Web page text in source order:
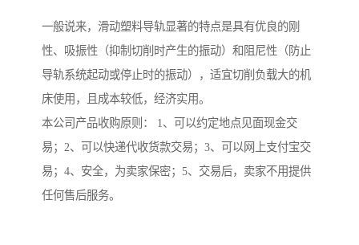
一般说来，滑动塑料导轨显著的特点是具有优良的刚
性、吸振性（抑制切削时产生的振动）和阻尼性（防止
导轨系统起动或停止时的振动），适宜切削负载大的机
床使用，且成本较低，经济实用。
本公司产品收购原则： 1、可以约定地点见面现金交
易；2、可以快递代收货款交易；3、可以网上支付宝交
易；4、安全，为卖家保密；5、交易后，卖家不用提供
任何售后服务。